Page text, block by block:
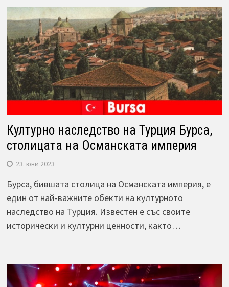
Културно наследство на Турция Бурса,
столицата на Османската империя
23. юни 2023
Бурса, бившата столица на Османската империя, е
един от най-важните обекти на културното
наследство на Турция. Известен е със своите
исторически и културни ценности, както…